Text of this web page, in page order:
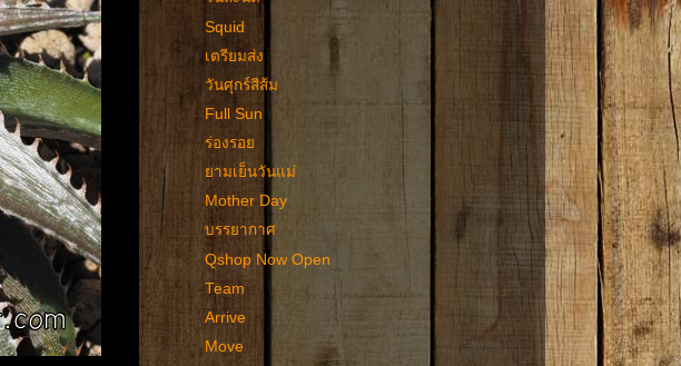
Squid
เตรียมส่ง
วันศุกร์สีส้ม
Full Sun
ร่องรอย
ยามเย็นวันแม่
Mother Day
บรรยากาศ
Qshop Now Open
Team
Arrive
Move